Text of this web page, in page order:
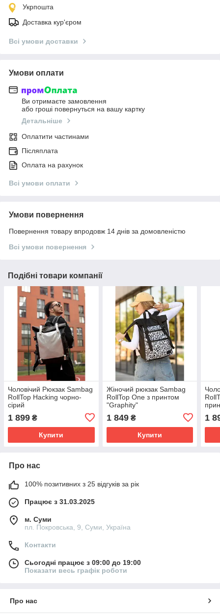
Укрпошта
Доставка кур'єром
Всі умови доставки
Умови оплати
Ви отримаєте замовлення
або гроші повернуться на вашу картку
Детальніше
Оплатити частинами
Післяплата
Оплата на рахунок
Всі умови оплати
Умови повернення
Повернення товару впродовж 14 днів за домовленістю
Всі умови повернення
Подібні товари компанії
Чоловічий Рюкзак Sambag
RollTop Hacking чорно-
сірий
1 899 ₴
Купити
Жіночий рюкзак Sambag
RollTop One з принтом
"Graphity"
1 849₴
Купити
1
Про нас
100% позитивних з 25 відгуків за рік
Працює з 31.03.2025
м. Суми
пл. Покровська, 9, Суми, Україна
Контакти
Сьогодні працює з 09:00 до 19:00
Показати весь графік роботи
Про нас